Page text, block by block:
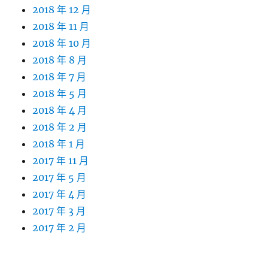
2018 年 12 月
2018 年 11 月
2018 年 10 月
2018 年 8 月
2018 年 7 月
2018 年 5 月
2018 年 4 月
2018 年 2 月
2018 年 1 月
2017 年 11 月
2017 年 5 月
2017 年 4 月
2017 年 3 月
2017 年 2 月